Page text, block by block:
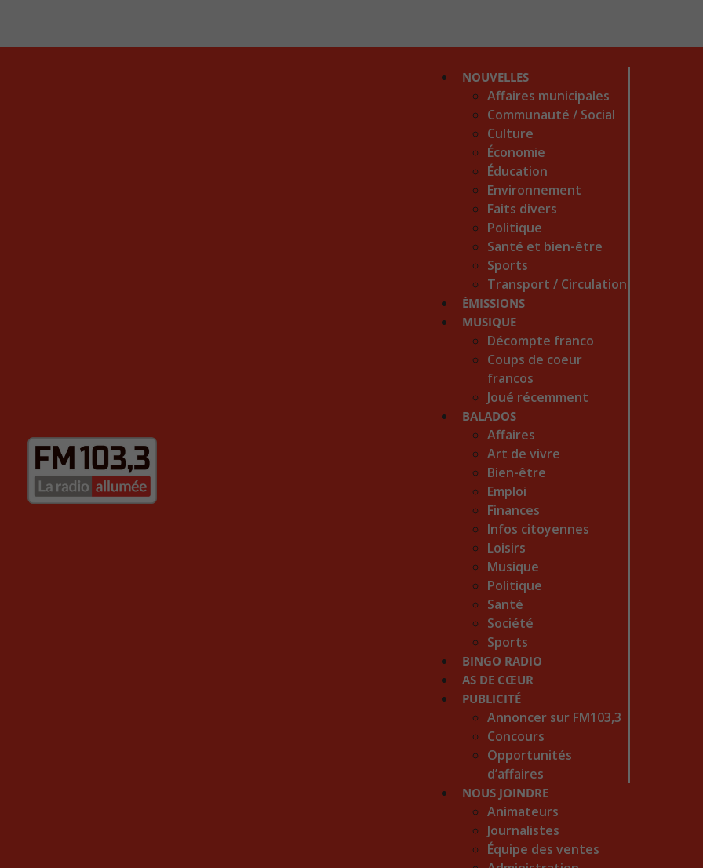
NOUVELLES
Affaires municipales
Communauté / Social
Culture
Économie
Éducation
Environnement
Faits divers
Politique
Santé et bien-être
Sports
Transport / Circulation
ÉMISSIONS
MUSIQUE
Décompte franco
Coups de coeur
francos
Joué récemment
BALADOS
Affaires
Art de vivre
Bien-être
Emploi
Finances
Infos citoyennes
Loisirs
Musique
Politique
Santé
Société
Sports
BINGO RADIO
AS DE CŒUR
PUBLICITÉ
Annoncer sur FM103,3
Concours
Opportunités
d’affaires
NOUS JOINDRE
Animateurs
Journalistes
Équipe des ventes